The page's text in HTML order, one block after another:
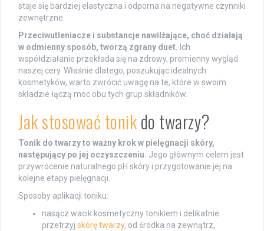
staje się bardziej elastyczna i odporna na negatywne czynniki
zewnętrzne.
Przeciwutleniacze i substancje nawilżające, choć działają
w odmienny sposób, tworzą zgrany duet. Ich
współdziałanie przekłada się na zdrowy, promienny wygląd
naszej cery. Właśnie dlatego, poszukując idealnych
kosmetyków, warto zwrócić uwagę na te, które w swoim
składzie łączą moc obu tych grup składników.
Jak stosować tonikdo twarzy?
Tonik do twarzy to ważny krok w pielęgnacji skóry,
następujący po jej oczyszczeniu. Jego głównym celem jest
przywrócenie naturalnego pH skóry i przygotowanie jej na
kolejne etapy pielęgnacji.
Sposoby aplikacji toniku:
nasącz wacik kosmetyczny tonikiem i delikatnie
przetrzyj skórę twarzy, od środka na zewnątrz,